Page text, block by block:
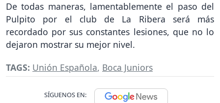
De todas maneras, lamentablemente el paso del
Pulpito por el club de La Ribera será más
recordado por sus constantes lesiones, que no lo
dejaron mostrar su mejor nivel.
TAGS: Unión Española, Boca Juniors
SÍGUENOS EN: